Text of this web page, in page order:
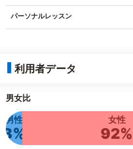
パーソナルレッスン
利用者データ
男女比
男性
8%
女性
92%